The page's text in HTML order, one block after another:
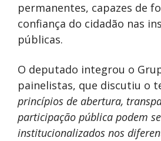
permanentes, capazes de
confiança do cidadão nas
públicas.
O deputado integrou o
painelistas, que discutiu o
princípios de abertura,
participação pública podem
institucionalizados nos